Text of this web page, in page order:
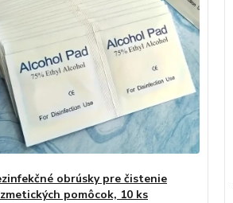
obrúsky pre čistenie
pomôcok, 10 ks